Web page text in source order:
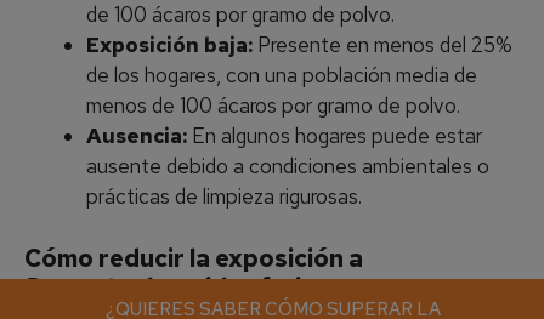
¿QUIERES SABER CÓMO SUPERAR LA
¿QUIERES SABER CÓMO SUPERAR LA
¿QUIERES SABER CÓMO SUPERAR LA
de 100 ácaros por gramo de polvo.
Exposición baja: Presente en menos del 25%
de los hogares, con una población media de
menos de 100 ácaros por gramo de polvo.
Ausencia: En algunos hogares puede estar
ausente debido a condiciones ambientales o
prácticas de limpieza rigurosas.
Cómo reducir la exposición a
Dermatophagoides farinae
¿QUIERES SABER CÓMO SUPERAR LA
¿QUIERES SABER CÓMO SUPERAR LA
¿QUIERES SABER CÓMO SUPERAR LA
¿QUIERES SABER CÓMO SUPERAR LA
¿QUIERES SABER CÓMO SUPERAR LA
¿QUIERES SABER CÓMO SUPERAR LA
¿QUIERES SABER CÓMO SUPERAR LA
¿QUIERES SABER CÓMO SUPERAR LA